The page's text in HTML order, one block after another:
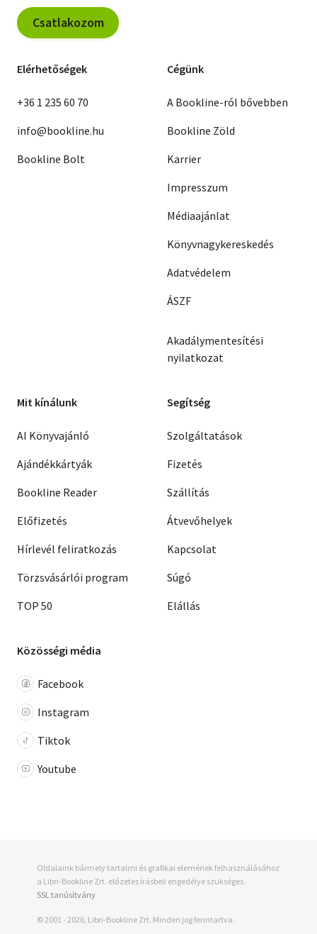
Csatlakozom
Elérhetőségek
+36 1 235 60 70
info@bookline.hu
Bookline Bolt
Cégünk
A Bookline-ról bővebben
Bookline Zöld
Karrier
Impresszum
Médiaajánlat
Könyvnagykereskedés
Adatvédelem
ÁSZF
Akadálymentesítési
nyilatkozat
Mit kínálunk
AI Könyvajánló
Ajándékkártyák
Bookline Reader
Előfizetés
Hírlevél feliratkozás
Törzsvásárlói program
TOP 50
Segítség
Szolgáltatások
Fizetés
Szállítás
Átvevőhelyek
Kapcsolat
Súgó
Elállás
Közösségi média
Facebook
Instagram
Tiktok
Youtube
Oldalaink bármely tartalmi és grafikai elemének felhasználásához
a Libri-Bookline Zrt. előzetes írásbeli engedélye szükséges.
SSL tanúsítvány
© 2001 - 2026, Libri-Bookline Zrt. Minden jog fenntartva.